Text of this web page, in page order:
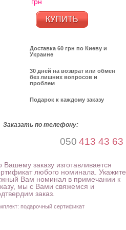
КУПИТЬ
Доставка 60 грн по Киеву и
Украине
30 дней на возврат или обмен
без лишних вопросов и
проблем
Подарок к каждому заказу
Заказать по телефону:
050 413 43 63
Вашему заказу изготавливается
любого номинала. Укажите
Вам номинал в примечании к
мы с Вами свяжемся и
заказ.
подарочный сертификат